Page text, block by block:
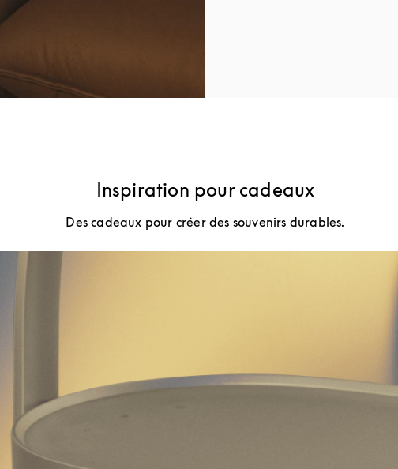
Inspiration pour cadeaux
Des cadeaux pour créer des souvenirs durables.